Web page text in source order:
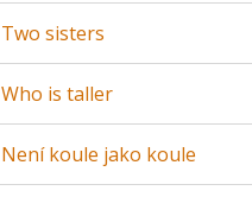
Two sisters
Who is taller
Není koule jako koule